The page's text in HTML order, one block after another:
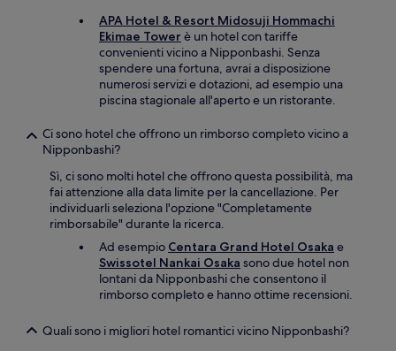
APA Hotel & Resort Midosuji Hommachi
Ekimae Tower è un hotel con tariffe
convenienti vicino a Nipponbashi. Senza
spendere una fortuna, avrai a disposizione
numerosi servizi e dotazioni, ad esempio una
piscina stagionale all'aperto e un ristorante.
Ci sono hotel che offrono un rimborso completo vicino a
Nipponbashi?
Sì, ci sono molti hotel che offrono questa possibilità, ma
fai attenzione alla data limite per la cancellazione. Per
individuarli seleziona l'opzione "Completamente
rimborsabile" durante la ricerca.
Ad esempio Centara Grand Hotel Osaka e
Swissotel Nankai Osaka sono due hotel non
lontani da Nipponbashi che consentono il
rimborso completo e hanno ottime recensioni.
Quali sono i migliori hotel romantici vicino Nipponbashi?